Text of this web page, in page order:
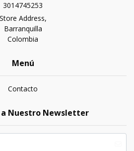
3014745253
Store Address,
Barranquilla
Colombia
Menú
Contacto
a Nuestro Newsletter